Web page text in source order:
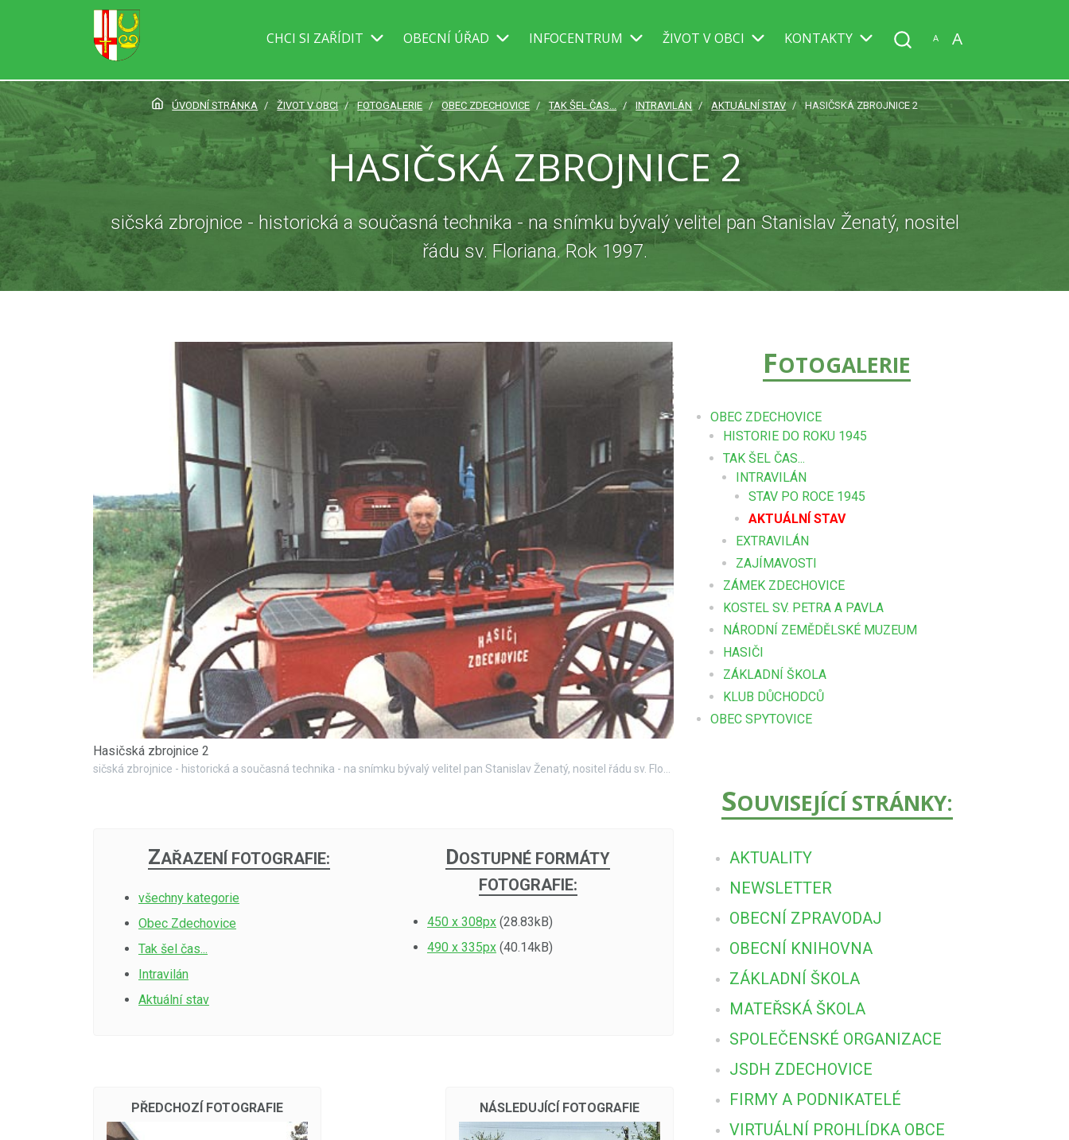
CHCI SI ZAŘÍDIT OBECNÍ ÚŘAD INFOCENTRUM ŽIVOT V OBCI KONTAKTY A A
ÚVODNÍ STRÁNKA ŽIVOT V OBCI FOTOGALERIE OBEC ZDECHOVICE TAK ŠEL ČAS... INTRAVILÁN AKTUÁLNÍ STAV HASIČSKÁ ZBROJNICE 2
HASIČSKÁ ZBROJNICE 2
sičská zbrojnice - historická a současná technika - na snímku bývalý velitel pan Stanislav Ženatý, nositel
řádu sv. Floriana. Rok 1997.
Hasičská zbrojnice 2
ZAŘAZENÍ FOTOGRAFIE:
všechny kategorie
Obec Zdechovice
Tak šel čas...
Intravilán
Aktuální stav
DOSTUPNÉ FORMÁTY
FOTOGRAFIE:
450 x 308px (28.83kB)
490 x 335px (40.14kB)
PŘEDCHOZÍ FOTOGRAFIE NÁSLEDUJÍCÍ FOTOGRAFIE
FOTOGALERIE
OBEC ZDECHOVICE
HISTORIE DO ROKU 1945
TAK ŠEL ČAS...
INTRAVILÁN
STAV PO ROCE 1945
AKTUÁLNÍ STAV
EXTRAVILÁN
ZAJÍMAVOSTI
ZÁMEK ZDECHOVICE
KOSTEL SV. PETRA A PAVLA
NÁRODNÍ ZEMĚDĚLSKÉ MUZEUM
HASIČI
ZÁKLADNÍ ŠKOLA
KLUB DŮCHODCŮ
OBEC SPYTOVICE
SOUVISEJÍCÍ STRÁNKY:
AKTUALITY
NEWSLETTER
OBECNÍ ZPRAVODAJ
OBECNÍ KNIHOVNA
ZÁKLADNÍ ŠKOLA
MATEŘSKÁ ŠKOLA
SPOLEČENSKÉ ORGANIZACE
JSDH ZDECHOVICE
FIRMY A PODNIKATELÉ
VIRTUÁLNÍ PROHLÍDKA OBCE